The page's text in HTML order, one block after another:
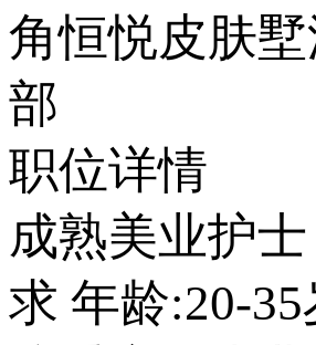
角恒悦皮肤
部
职位详情
成熟美业护
求 年龄:20-